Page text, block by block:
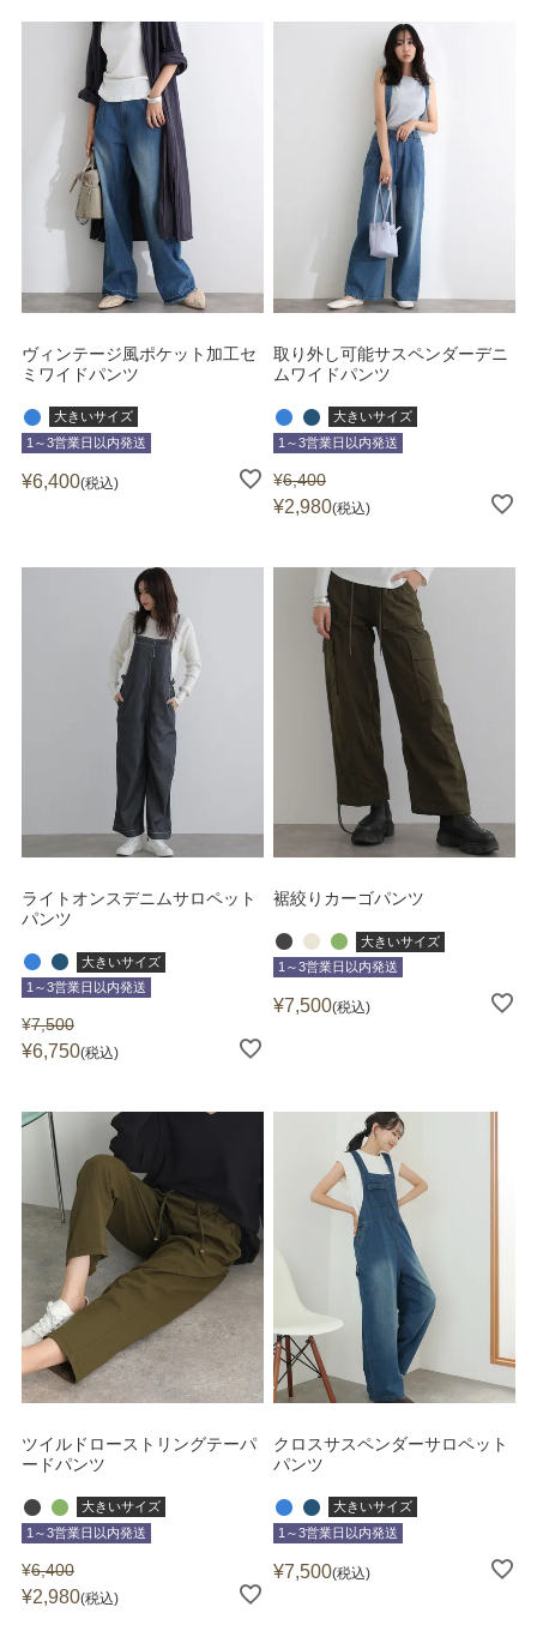
ヴィンテージ風ポケット加工セ
ミワイドパンツ
大きいサイズ
1～3営業日以内発送
¥6,400 税込
取り外し可能サスペンダーデニ
ムワイドパンツ
大きいサイズ
1～3営業日以内発送
¥6,400
¥2,980 税込
ライトオンスデニムサロペット
パンツ
大きいサイズ
1～3営業日以内発送
¥7,500
¥6,750 税込
裾絞りカーゴパンツ
大きいサイズ
1～3営業日以内発送
¥7,500 税込
ツイルドローストリングテーパ
ードパンツ
大きいサイズ
1～3営業日以内発送
¥6,400
¥2,980 税込
クロスサスペンダーサロペット
パンツ
大きいサイズ
1～3営業日以内発送
¥7,500 税込